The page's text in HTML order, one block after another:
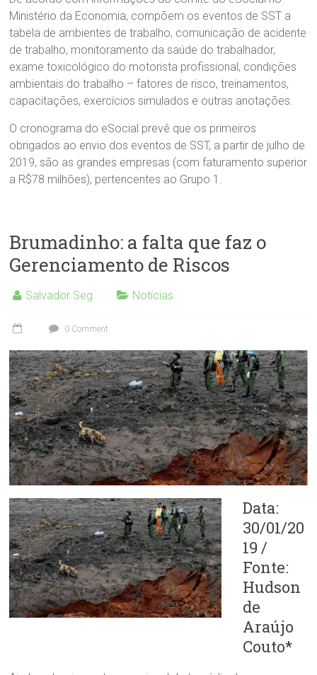
Ministério da Economia, compõem os eventos de SST a
tabela de ambientes de trabalho, comunicação de acidente
de trabalho, monitoramento da saúde do trabalhador,
exame toxicológico do motorista profissional, condições
ambientais do trabalho – fatores de risco, treinamentos,
capacitações, exercícios simulados e outras anotações.
O cronograma do eSocial prevê que os primeiros
obrigados ao envio dos eventos de SST, a partir de julho de
2019, são as grandes empresas (com faturamento superior
a R$78 milhões), pertencentes ao Grupo 1.
Brumadinho: a falta que faz o
Gerenciamento de Riscos
Salvador Seg Notícias
0 Comment
Data:
30/01/20
19 /
Fonte:
Hudson
de
Araújo
Couto*